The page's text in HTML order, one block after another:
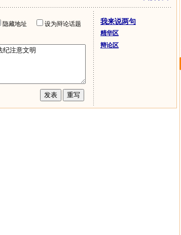
隐藏地址 设为辩论话题 我来说两句
精华区
辩论区